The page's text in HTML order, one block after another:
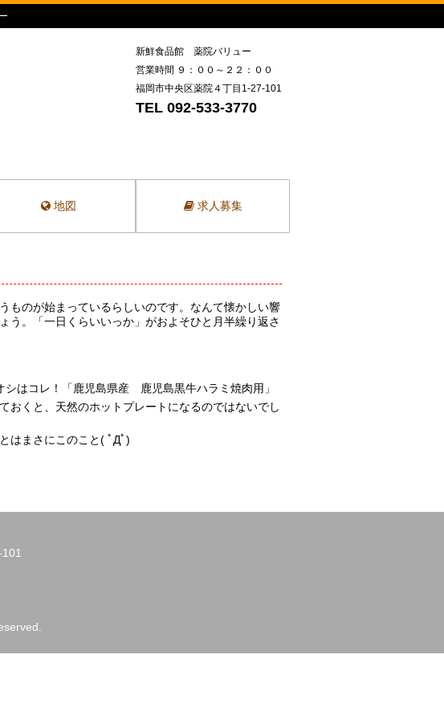
新鮮食品館 薬院バリュー
営業時間 ９：００～２２：００
福岡市中央区薬院４丁目1-27-101
TEL 092-533-3770
地図 求人募集
ものが始まっているらしいのです。なんて懐かしい響
う。「一日くらいいっか」がおよそひと月半繰り返さ
はコレ！「鹿児島県産 鹿児島黒牛ハラミ焼肉用」
おくと、天然のホットプレートになるのではないでし
はまさにこのこと( ﾟДﾟ)